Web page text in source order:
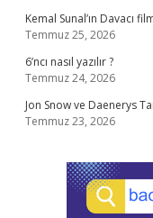
Kemal Sunal’ın Davacı
Temmuz 25, 2026
6’ncı nasıl yazılır ?
Temmuz 24, 2026
Jon Snow ve Daenerys
Temmuz 23, 2026